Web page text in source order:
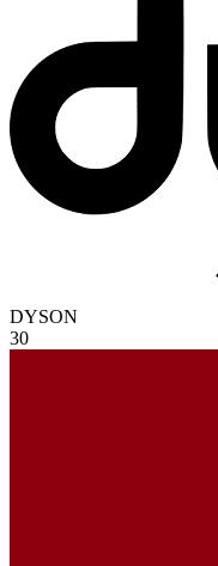
DYSON
30